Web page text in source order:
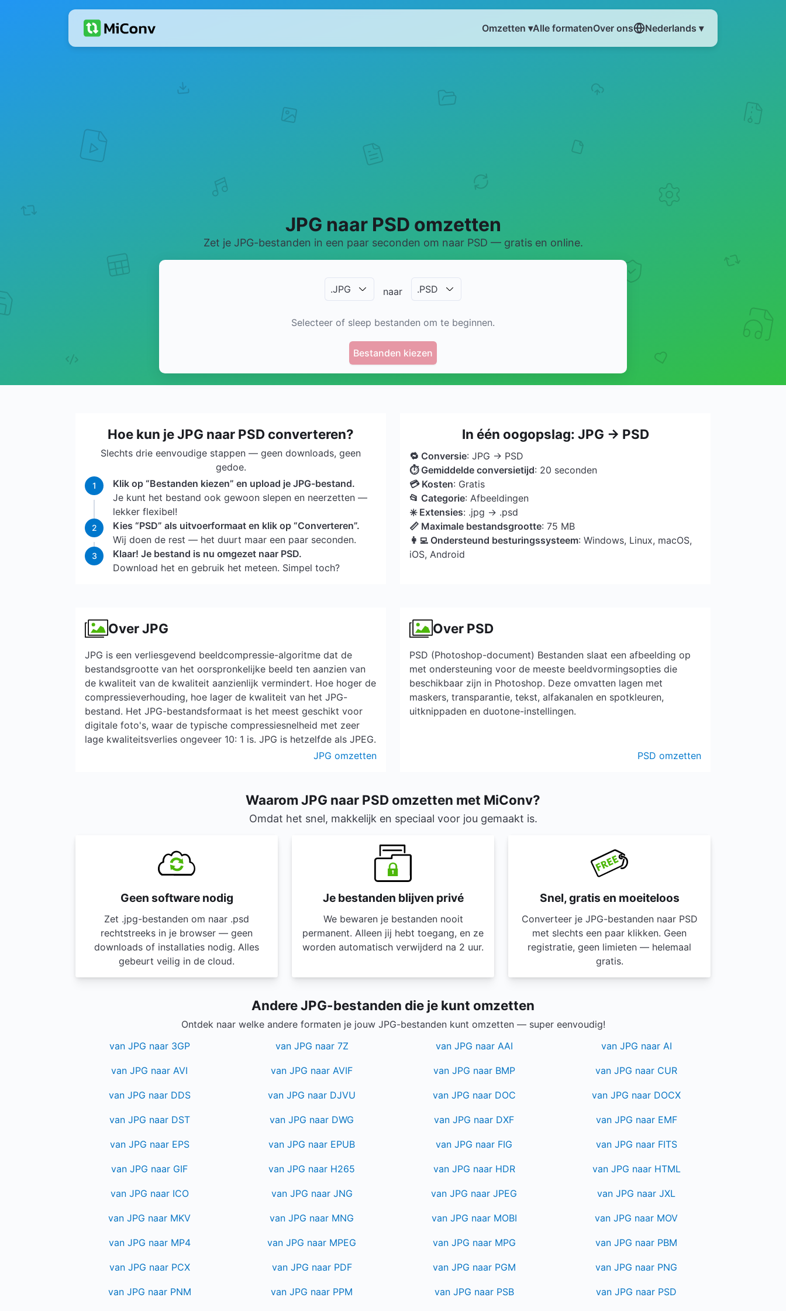
Omzetten ▾Alle formatenOver ons Nederlands ▾
JPG naar PSD omzetten
Zet je JPG-bestanden in een paar seconden om naar PSD — gratis en online.
.JPG naar .PSD
Selecteer of sleep bestanden om te beginnen.
Bestanden kiezen
Hoe kun je JPG naar PSD converteren?
Slechts drie eenvoudige stappen — geen downloads, geen
gedoe.
1
Klik op “Bestanden kiezen” en upload je JPG-bestand.
Je kunt het bestand ook gewoon slepen en neerzetten —
lekker flexibel!
2
Kies “PSD” als uitvoerformaat en klik op “Converteren”.
Wij doen de rest — het duurt maar een paar seconden.
3
Klaar! Je bestand is nu omgezet naar PSD.
Download het en gebruik het meteen. Simpel toch?
In één oogopslag: JPG → PSD
🔁 Conversie: JPG → PSD
⏱ Gemiddelde conversietijd: 20 seconden
💳 Kosten: Gratis
📂 Categorie: Afbeeldingen
✳️ Extensies: .jpg → .psd
📏 Maximale bestandsgrootte: 75 MB
👩‍💻 Ondersteund besturingssysteem: Windows, Linux, macOS,
iOS, Android
Over JPG
JPG is een verliesgevend beeldcompressie-algoritme dat de
bestandsgrootte van het oorspronkelijke beeld ten aanzien van
de kwaliteit van de kwaliteit aanzienlijk vermindert. Hoe hoger de
compressieverhouding, hoe lager de kwaliteit van het JPG-
bestand. Het JPG-bestandsformaat is het meest geschikt voor
digitale foto's, waar de typische compressiesnelheid met zeer
lage kwaliteitsverlies ongeveer 10: 1 is. JPG is hetzelfde als JPEG.
JPG omzetten
Over PSD
PSD (Photoshop-document) Bestanden slaat een afbeelding op
met ondersteuning voor de meeste beeldvormingsopties die
beschikbaar zijn in Photoshop. Deze omvatten lagen met
maskers, transparantie, tekst, alfakanalen en spotkleuren,
uitknippaden en duotone-instellingen.
PSD omzetten
Waarom JPG naar PSD omzetten met MiConv?
Omdat het snel, makkelijk en speciaal voor jou gemaakt is.
Geen software nodig
Zet .jpg-bestanden om naar .psd
rechtstreeks in je browser — geen
downloads of installaties nodig. Alles
gebeurt veilig in de cloud.
Je bestanden blijven privé
We bewaren je bestanden nooit
permanent. Alleen jij hebt toegang, en ze
worden automatisch verwijderd na 2 uur.
Snel, gratis en moeiteloos
Converteer je JPG-bestanden naar PSD
met slechts een paar klikken. Geen
registratie, geen limieten — helemaal
gratis.
Andere JPG-bestanden die je kunt omzetten
Ontdek naar welke andere formaten je jouw JPG-bestanden kunt omzetten — super eenvoudig!
van JPG naar 3GP
van JPG naar 7Z van JPG naar AAI van JPG naar AI
van JPG naar AVI van JPG naar AVIF van JPG naar BMP van JPG naar CUR
van JPG naar DDS van JPG naar DJVU van JPG naar DOC van JPG naar DOCX
van JPG naar DST van JPG naar DWG van JPG naar DXF van JPG naar EMF
van JPG naar EPS van JPG naar EPUB van JPG naar FIG van JPG naar FITS
van JPG naar GIF van JPG naar H265 van JPG naar HDR van JPG naar HTML
van JPG naar ICO van JPG naar JNG van JPG naar JPEG van JPG naar JXL
van JPG naar MKV van JPG naar MNG van JPG naar MOBI van JPG naar MOV
van JPG naar MP4 van JPG naar MPEG van JPG naar MPG van JPG naar PBM
van JPG naar PCX van JPG naar PDF van JPG naar PGM van JPG naar PNG
van JPG naar PNM van JPG naar PPM van JPG naar PSB van JPG naar PSD